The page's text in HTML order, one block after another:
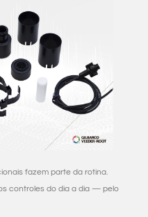
fazem parte da rotina.
controles do dia a dia — pelo